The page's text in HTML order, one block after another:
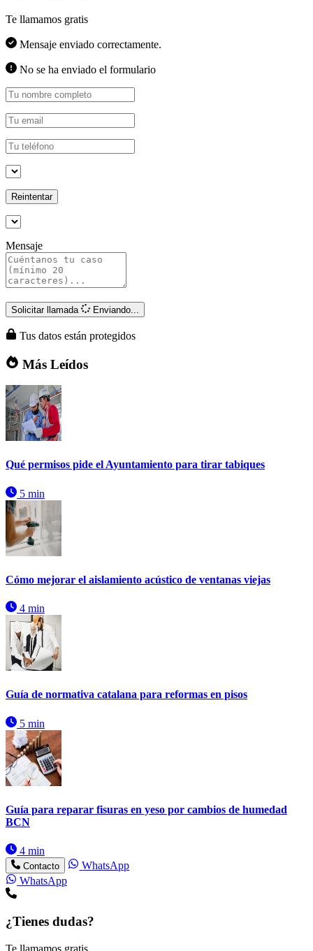
Te llamamos gratis
Mensaje enviado correctamente.
No se ha enviado el formulario
Reintentar
Mensaje
Solicitar llamada Enviando...
Tus datos están protegidos
Más Leídos
Qué permisos pide el Ayuntamiento para tirar tabiques
5 min
Cómo mejorar el aislamiento acústico de ventanas viejas
4 min
Guía de normativa catalana para reformas en pisos
5 min
Guía para reparar fisuras en yeso por cambios de humedad
BCN
4 min
Contacto
WhatsApp
WhatsApp
¿Tienes dudas?
Te llamamos gratis